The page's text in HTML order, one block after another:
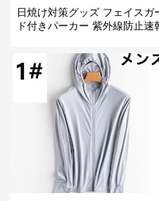
日焼け対策グッズ フェイスガ
ド付きパーカー 紫外線防止速